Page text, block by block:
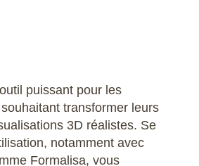
puissant pour les
transformer leurs
3D réalistes. Se
notamment avec
Formalisa, vous